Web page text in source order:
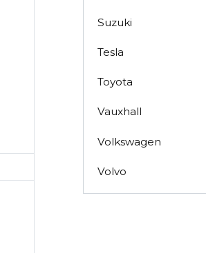
Suzuki
Tesla
Toyota
Vauxhall
Volkswagen
Volvo